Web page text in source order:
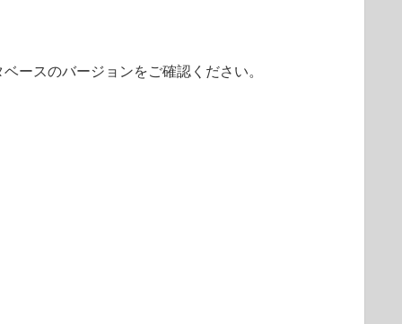
ースのバージョンをご確認ください。